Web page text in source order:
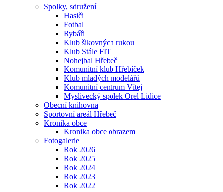
Spolky, sdružení
Hasiči
Fotbal
Rybáři
Klub šikovných rukou
Klub Stále FIT
Nohejbal Hřebeč
Komunitní klub Hřebíček
Klub mladých modelářů
Komunitní centrum Vítej
Myslivecký spolek Orel Lidice
Obecní knihovna
Sportovní areál Hřebeč
Kronika obce
Kronika obce obrazem
Fotogalerie
Rok 2026
Rok 2025
Rok 2024
Rok 2023
Rok 2022